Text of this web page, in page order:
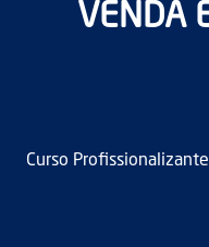
VENDA
Curso Profissionalizante